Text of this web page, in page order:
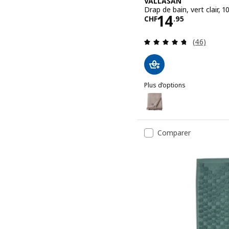
Drap de bain, vert clair,
CHF14.95
Prix CHF
Révision:
(46)
Plus d’options
VALLASÅN
Option: VALLASÅN,
Comparer